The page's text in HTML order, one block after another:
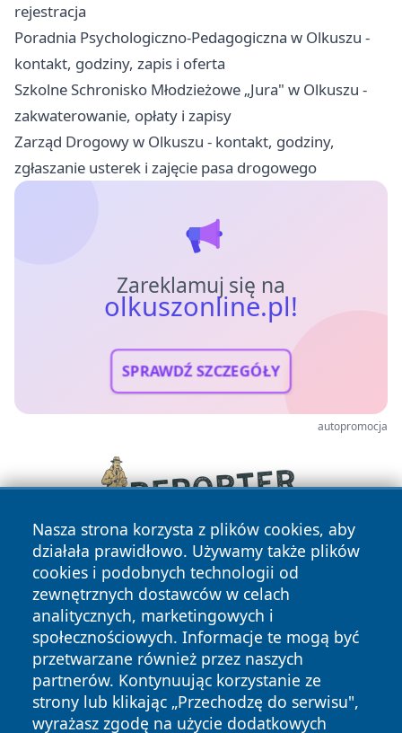
rejestracja
Poradnia Psychologiczno-Pedagogiczna w Olkuszu -
kontakt, godziny, zapis i oferta
Szkolne Schronisko Młodzieżowe „Jura" w Olkuszu -
zakwaterowanie, opłaty i zapisy
Zarząd Drogowy w Olkuszu - kontakt, godziny,
zgłaszanie usterek i zajęcie pasa drogowego
Zareklamuj się na
olkuszonline.pl!
SPRAWDŹ SZCZEGÓŁY
autopromocja
Nasza strona korzysta z plików cookies, aby
działała prawidłowo. Używamy także plików
cookies i podobnych technologii od
zewnętrznych dostawców w celach
analitycznych, marketingowych i
społecznościowych. Informacje te mogą być
przetwarzane również przez naszych
partnerów. Kontynuując korzystanie ze
strony lub klikając „Przechodzę do serwisu",
wyrażasz zgodę na użycie dodatkowych
Copyright © 2026 olkuszonline.pl Wszystkie prawa
zastrzeżone.